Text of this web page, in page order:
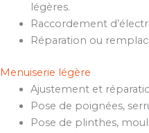
légères.
Raccordement
Réparation ou
Menuiserie légère
Ajustement et
Pose de poignées,
Pose de plinthes,